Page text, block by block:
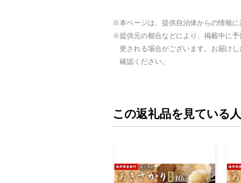
本ページは、提供自治体からの情報に
提供元の都合などにより、掲載中に
更される場合がございます。お届け
確認ください。
この返礼品を見ている